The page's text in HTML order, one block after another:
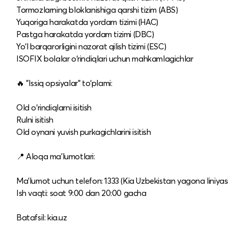
Tormozlarning bloklanishiga qarshi tizim (ABS)
Yuqoriga harakatda yordam tizimi (HAC)
Pastga harakatda yordam tizimi (DBC)
Yo‘l barqarorligini nazorat qilish tizimi (ESC)
ISOFIX bolalar o‘rindiqlari uchun mahkamlagichlar
🔥 "Issiq opsiyalar" to‘plami:
Old o‘rindiqlarni isitish
Rulni isitish
Old oynani yuvish purkagichlarini isitish
📍 Aloqa ma’lumotlari:
Ma’lumot uchun telefon: 1333 (Kia Uzbekistan yagona
Ish vaqti: soat 9:00 dan 20:00 gacha
Batafsil: kia.uz